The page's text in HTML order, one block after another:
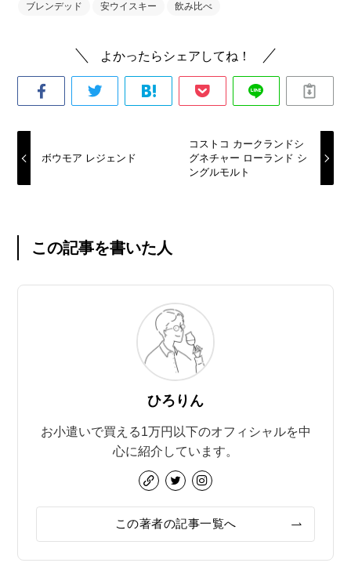
ブレンデッド 安ウイスキー 飲み比べ
よかったらシェアしてね！
ボウモア レジェンド
コストコ カークランドシ
グネチャー ローランド シ
ングルモルト
この記事を書いた人
ひろりん
お小遣いで買える1万円以下のオフィシャルを中
心に紹介しています。
この著者の記事一覧へ